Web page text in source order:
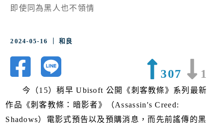
即使同為黑人也不領情
2024-05-16 ｜ 和良
307 1
今（15）稍早 Ubisoft 公開《刺客教條》系列最新
作品《刺客教條：暗影者》（Assassin's Creed:
Shadows）電影式預告以及預購消息，而先前謠傳的黑